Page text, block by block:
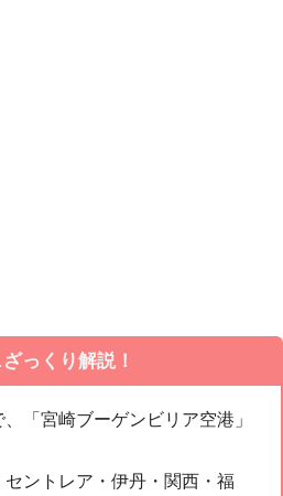
っくり解説！
「宮崎ブーゲンビリア空港」
ントレア・伊丹・関西・福